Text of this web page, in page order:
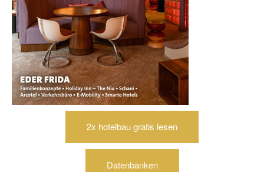
2x hotelbau gratis lesen
Datenbanken